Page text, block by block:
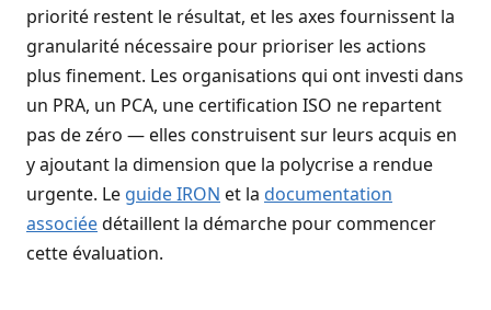
priorité restent le résultat, et les axes fournissent la
granularité nécessaire pour prioriser les actions
plus finement. Les organisations qui ont investi dans
un PRA, un PCA, une certification ISO ne repartent
pas de zéro — elles construisent sur leurs acquis en
y ajoutant la dimension que la polycrise a rendue
urgente. Le guide IRON et la documentation
associéedétaillent la démarche pour commencer
cette évaluation.